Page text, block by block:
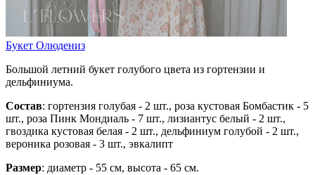
Букет Олюдениз
Большой летний букет голубого цвета из гортензии и
дельфиниума.
Состав: гортензия голубая - 2 шт., роза кустовая Бомбастик - 5
шт., роза Пинк Мондиаль - 7 шт., лизиантус белый - 2 шт.,
гвоздика кустовая белая - 2 шт., дельфиниум голубой - 2 шт.,
вероника розовая - 3 шт., эвкалипт
Размер: диаметр - 55 см, высота - 65 см.